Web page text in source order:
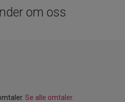
om oss
Se alle omtaler.